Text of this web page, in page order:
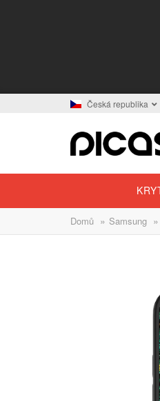
Česká republika
Domů » Samsung »